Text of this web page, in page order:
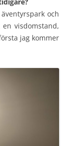
och
visdomstand,
jag kommer